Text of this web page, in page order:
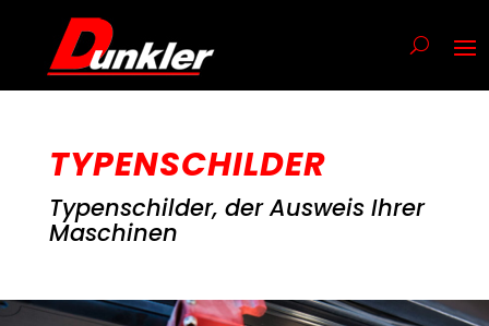
TYPENSCHILDER
Typenschilder, der Ausweis Ihrer
Maschinen